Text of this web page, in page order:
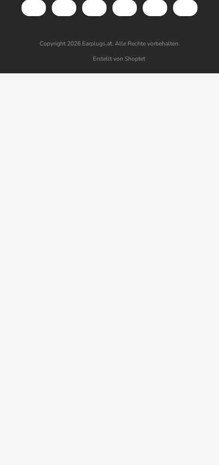
Erstellt von Shoptet
Copyright 2026 Earplugs.at. Alle Rechte vorbehalten.